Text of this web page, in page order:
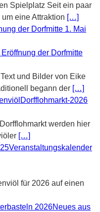
Spielplatz Seit ein paar
eine Attraktion […]
der Dorfmitte
und Bilder von Eike
begann der […]
Dorfflohmarkt-2026
werden hier
[…]
Veranstaltungskalender
für 2026 auf einen
Neues aus